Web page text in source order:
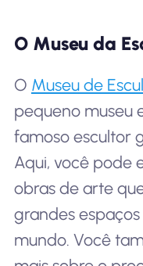
O Museu da
O Museu de
pequeno museu
famoso escultor
Aqui, você pode
obras de arte
grandes
mundo. Você